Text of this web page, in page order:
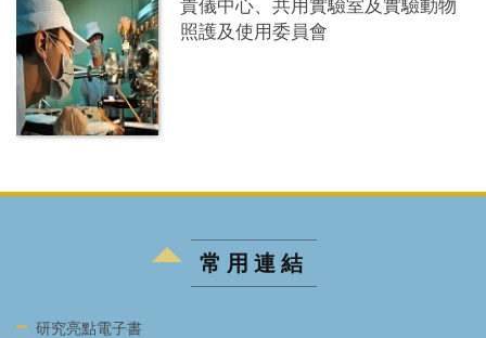
貴儀中心、共用實驗室及實驗動物
照護及使用委員會
常用連結
研究亮點電子書